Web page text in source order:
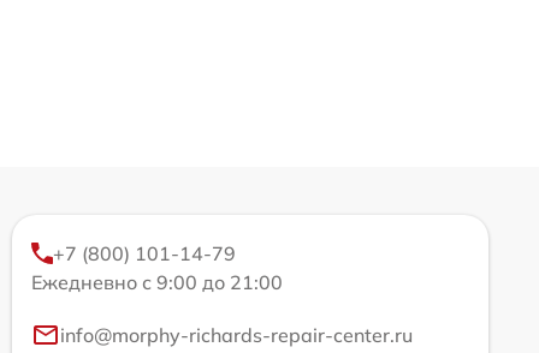
+7 (800) 101-14-79
Ежедневно с 9:00 до 21:00
info@morphy-richards-repair-center.ru